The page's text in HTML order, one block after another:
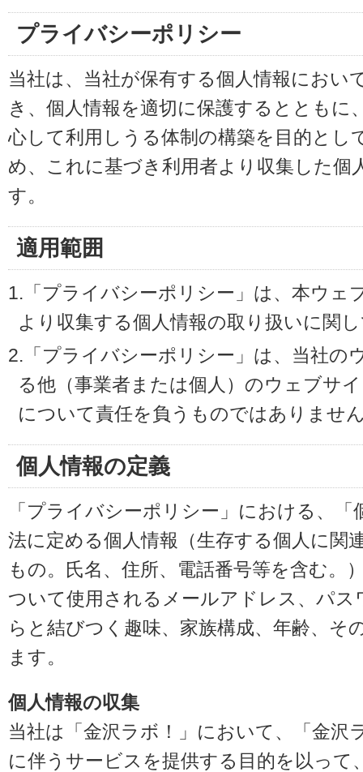
プライバシーポリシー
当社は、当社が保有する個人情報におい
き、個人情報を適切に保護するとともに
心して利用しうる体制の構築を目的とし
め、これに基づき利用者より収集した個
す。
適用範囲
1.「プライバシーポリシー」は、本ウェ
より収集する個人情報の取り扱いに関
2.「プライバシーポリシー」は、当社の
る他（事業者または個人）のウェブサ
について責任を負うものではありませ
個人情報の定義
「プライバシーポリシー」における、
法に定める個人情報（生存する個人に関
もの。氏名、住所、電話番号等を含む。
ついて使用されるメールアドレス、パ
らと結びつく趣味、家族構成、年齢、そ
ます。
個人情報の収集
当社は「金沢ラボ！」において、「金沢
に伴うサービスを提供する目的を以って